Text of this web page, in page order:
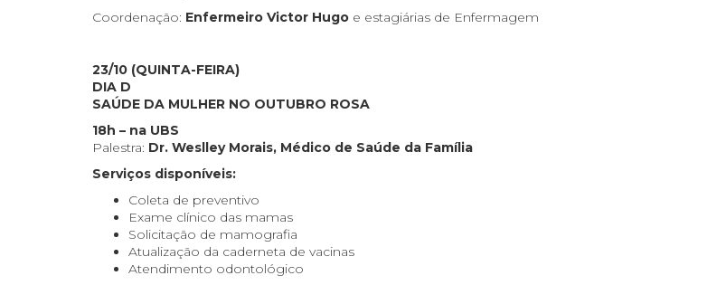
Coordenação: Enfermeiro Victor Hugo e estagiárias de Enfermagem
23/10 (QUINTA-FEIRA)
DIA D
SAÚDE DA MULHER NO OUTUBRO ROSA
18h – na UBS
Palestra: Dr. Weslley Morais, Médico de Saúde da Família
Serviços disponíveis:
Coleta de preventivo
Exame clínico das mamas
Solicitação de mamografia
Atualização da caderneta de vacinas
Atendimento odontológico